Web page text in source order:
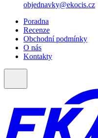
objednavky@ekocis.cz
Poradna
Recenze
Obchodní podmínky
O nás
Kontakty